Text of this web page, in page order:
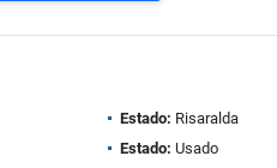
Estado: Risaralda
Estado: Usado